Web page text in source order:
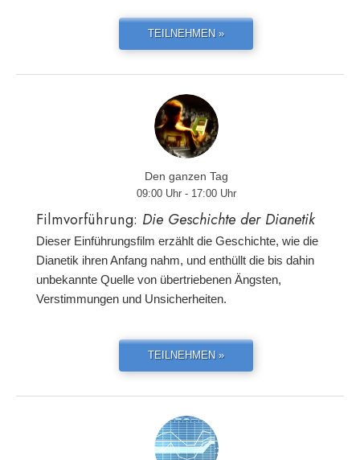
TEILNEHMEN »
Den ganzen Tag
09:00 Uhr - 17:00 Uhr
Filmvorführung: Die Geschichte der Dianetik
Dieser Einführungsfilm erzählt die Geschichte, wie die
Dianetik ihren Anfang nahm, und enthüllt die bis dahin
unbekannte Quelle von übertriebenen Ängsten,
Verstimmungen und Unsicherheiten.
TEILNEHMEN »